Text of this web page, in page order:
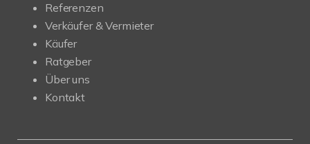
Referenzen
Verkäufer & Vermieter
Käufer
Ratgeber
Über uns
Kontakt